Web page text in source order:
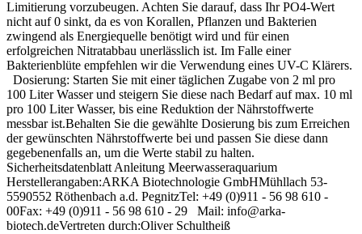
Limitierung vorzubeugen. Achten Sie darauf, dass Ihr PO4-Wert
nicht auf 0 sinkt, da es von Korallen, Pflanzen und Bakterien
zwingend als Energiequelle benötigt wird und für einen
erfolgreichen Nitratabbau unerlässlich ist. Im Falle einer
Bakterienblüte empfehlen wir die Verwendung eines UV-C Klärers.
Dosierung: Starten Sie mit einer täglichen Zugabe von 2 ml pro
100 Liter Wasser und steigern Sie diese nach Bedarf auf max. 10 ml
pro 100 Liter Wasser, bis eine Reduktion der Nährstoffwerte
messbar ist.Behalten Sie die gewählte Dosierung bis zum Erreichen
der gewünschten Nährstoffwerte bei und passen Sie diese dann
gegebenenfalls an, um die Werte stabil zu halten.
Sicherheitsdatenblatt Anleitung Meerwasseraquarium
Herstellerangaben:ARKA Biotechnologie GmbHMühllach 53-
5590552 Röthenbach a.d. PegnitzTel: +49 (0)911 - 56 98 610 -
00Fax: +49 (0)911 - 56 98 610 - 29 Mail: info@arka-
biotech.deVertreten durch:Oliver Schultheiß